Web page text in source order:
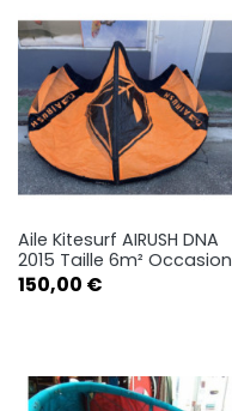
Aile Kitesurf AIRUSH DNA
2015 Taille 6m² Occasion
Prix
150,00 €